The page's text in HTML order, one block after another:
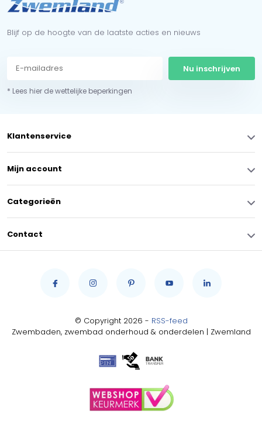
Blijf op de hoogte van de laatste acties en nieuws
Nu inschrijven
* Lees hier de wettelijke beperkingen
Klantenservice
Mijn account
Categorieën
Contact
© Copyright 2026 - RSS-feed
Zwembaden, zwembad onderhoud & onderdelen | Zwemland